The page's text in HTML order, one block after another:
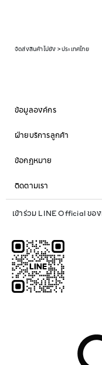
จัดส่งสินค้าไปยัง > ประเทศไทย
ข้อมูลองค์กร
ฝ่ายบริการลูกค้า
ข้อกฎหมาย
ติดตามเรา
เข้าร่วม LINE Official ขอ